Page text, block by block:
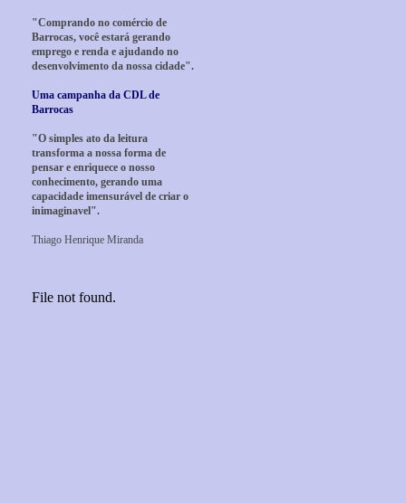
"Comprando no comércio de
Barrocas, você estará gerando
emprego e renda e ajudando no
desenvolvimento da nossa cidade".
Uma campanha da CDL de
Barrocas
"O simples ato da leitura
transforma a nossa forma de
pensar e enriquece o nosso
conhecimento, gerando uma
capacidade imensurável de criar o
inimaginavel".
Thiago Henrique Miranda